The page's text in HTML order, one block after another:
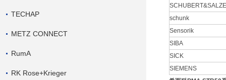
TECHAP
METZ CONNECT
RumA
RK Rose+Krieger
schunk
Sensorik
SIBA
SICK
SIEMENS